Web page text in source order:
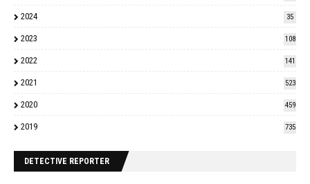
2024 35
2023 108
2022 141
2021 523
2020 459
2019 735
DETECTIVE REPORTER